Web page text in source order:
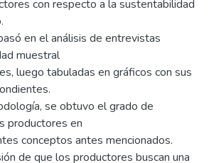
con respecto a la sustentabilidad
en el análisis de entrevistas
muestral
luego tabuladas en gráficos con sus
se obtuvo el grado de
productores en
conceptos antes mencionados.
de que los productores buscan una